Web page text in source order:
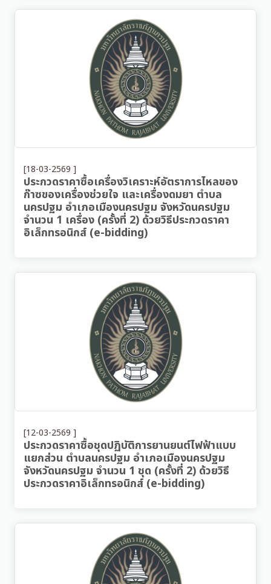
[18-03-2569 ]
ประกวดราคาซื้อเครื่องวิเคราะห์อัตราการไหลของ
ก๊าซของเครื่องช่วยใจ และเครื่องดมยา ตำบล
นครปฐม อำเภอเมืองนครปฐม จังหวัดนครปฐม
จำนวน 1 เครื่อง (ครั้งที่ 2) ด้วยวิธีประกวดราคา
อิเล็กทรอนิกส์ (e-bidding)
[12-03-2569 ]
ประกวดราคาซื้อชุดปฏิบัติการยานยนต์ไฟฟ้าแบบ
แยกส่วน ตำบลนครปฐม อำเภอเมืองนครปฐม
จังหวัดนครปฐม จำนวน 1 ชุด (ครั้งที่ 2) ด้วยวิธี
ประกวดราคาอิเล็กทรอนิกส์ (e-bidding)